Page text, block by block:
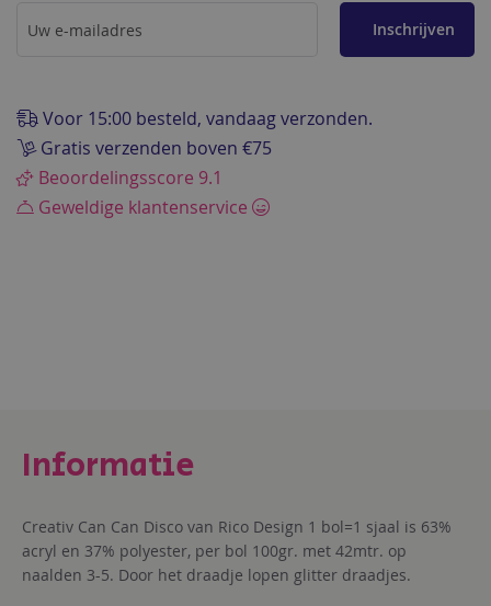
Inschrijven
Voor 15:00 besteld, vandaag verzonden.
Gratis verzenden boven €75
Beoordelingsscore 9.1
Geweldige klantenservice
Creativ Can Can Disco van Rico Design 1 bol=1 sjaal is 63%
acryl en 37% polyester, per bol 100gr. met 42mtr. op
naalden 3-5. Door het draadje lopen glitter draadjes.